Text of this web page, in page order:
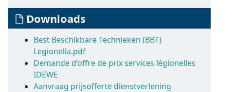
Downloads
Best Beschikbare Technieken (BBT)
Legionella.pdf
Demande d’offre de prix services légionelles
IDEWE
Aanvraag prijsofferte dienstverlening